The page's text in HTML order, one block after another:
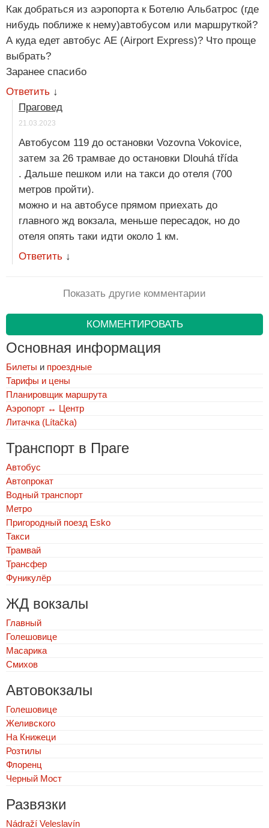
Как добраться из аэропорта к Ботелю Альбатрос (где
нибудь поближе к нему)автобусом или маршруткой?
А куда едет автобус AE (Airport Express)? Что проще
выбрать?
Заранее спасибо
Ответить ↓
Праговед
21.03.2023
Автобусом 119 до остановки Vozovna Vokovice,
затем за 26 трамвае до остановки Dlouhá třída
. Дальше пешком или на такси до отеля (700
метров пройти).
можно и на автобусе прямом приехать до
главного жд вокзала, меньше пересадок, но до
отеля опять таки идти около 1 км.
Ответить ↓
Показать другие комментарии
КОММЕНТИРОВАТЬ
Основная информация
Билеты и проездные
Тарифы и цены
Планировщик маршрута
Аэропорт ↔ Центр
Литачка (Lítačka)
Транспорт в Праге
Автобус
Автопрокат
Водный транспорт
Метро
Пригородный поезд Esko
Такси
Трамвай
Трансфер
Фуникулёр
ЖД вокзалы
Главный
Голешовице
Масарика
Смихов
Автовокзалы
Голешовице
Желивского
На Книжеци
Розтилы
Флоренц
Черный Мост
Развязки
Nádraží Veleslavín